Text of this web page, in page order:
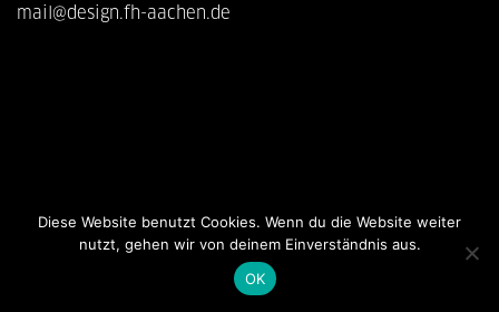
mail@design.fh-aachen.de
Diese Website benutzt Cookies. Wenn du die Website weiter
nutzt, gehen wir von deinem Einverständnis aus.
OK